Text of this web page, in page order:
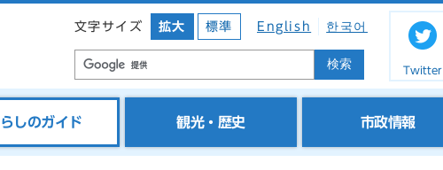
文字サイズ 拡大 標準 English 한국어
検索 Twitter
しのガイド 観光・歴史 市政情報